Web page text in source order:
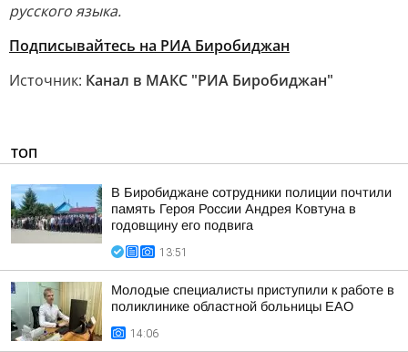
русского языка.
Подписывайтесь на РИА Биробиджан
Источник: Канал в МАКС "РИА Биробиджан"
ТОП
В Биробиджане сотрудники полиции почтили
память Героя России Андрея Ковтуна в
годовщину его подвига
13:51
Молодые специалисты приступили к работе в
поликлинике областной больницы ЕАО
14:06